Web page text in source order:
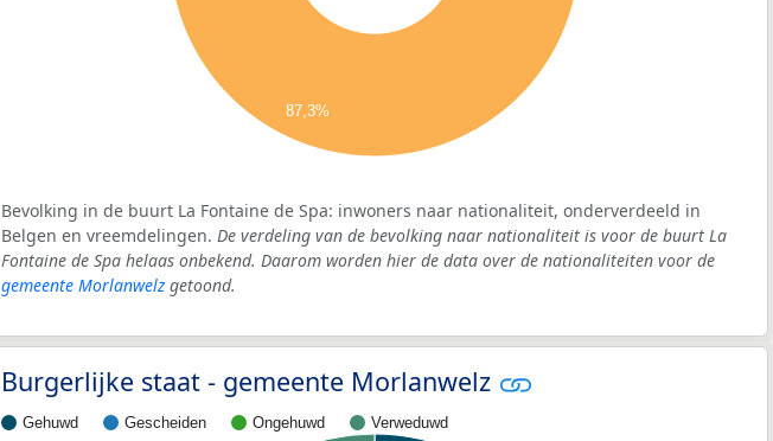
87,3%
Bevolking in de buurt La Fontaine de Spa: inwoners naar nationaliteit, onderverdeeld in
Belgen en vreemdelingen. De verdeling van de bevolking naar nationaliteit is voor de buurt La
Fontaine de Spa helaas onbekend. Daarom worden hier de data over de nationaliteiten voor de
gemeente Morlanwelz getoond.
Burgerlijke staat - gemeente Morlanwelz
Gehuwd Gescheiden Ongehuwd Verweduwd